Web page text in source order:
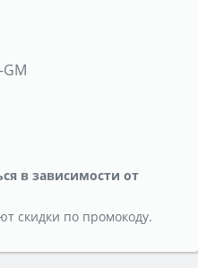
в зависимости от
скидки по промокоду.